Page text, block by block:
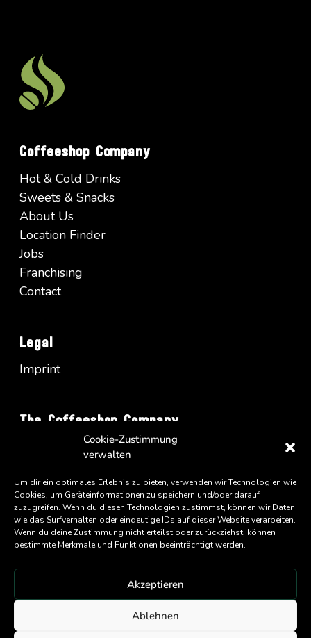
Cookie-Zustimmung
verwalten
Um dir ein optimales Erlebnis zu bieten, verwenden wir Technologien wie
Cookies, um Geräteinformationen zu speichern und/oder darauf
zuzugreifen. Wenn du diesen Technologien zustimmst, können wir Daten
wie das Surfverhalten oder eindeutige IDs auf dieser Website verarbeiten.
Wenn du deine Zustimmung nicht erteilst oder zurückziehst, können
bestimmte Merkmale und Funktionen beeinträchtigt werden.
Akzeptieren
Ablehnen
Coffeeshop Company
Hot & Cold Drinks
Sweets & Snacks
About Us
Location Finder
Jobs
Franchising
Contact
Legal
Imprint
The Coffeeshop Company
Vienna Business Park - Turm A/34
A-1100 Wien